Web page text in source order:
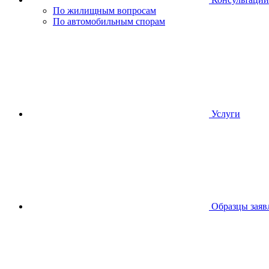
По жилищным вопросам
По автомобильным спорам
Услуги
Образцы